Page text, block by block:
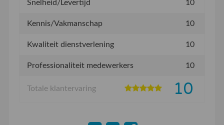
Snelheid/Levertijd 10
Kennis/Vakmanschap 10
Kwaliteit dienstverlening 10
Professionaliteit medewerkers 10
Totale klantervaring 10